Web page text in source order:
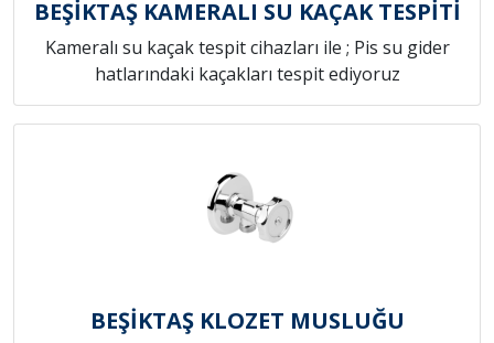
BEŞİKTAŞ KAMERALI SU KAÇAK TESPİTİ
Kameralı su kaçak tespit cihazları ile ; Pis su gider
hatlarındaki kaçakları tespit ediyoruz
BEŞİKTAŞ KLOZET MUSLUĞU